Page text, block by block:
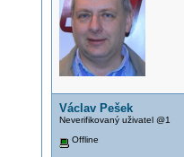
Václav Pešek
Neverifikovaný uživatel @1
Offline